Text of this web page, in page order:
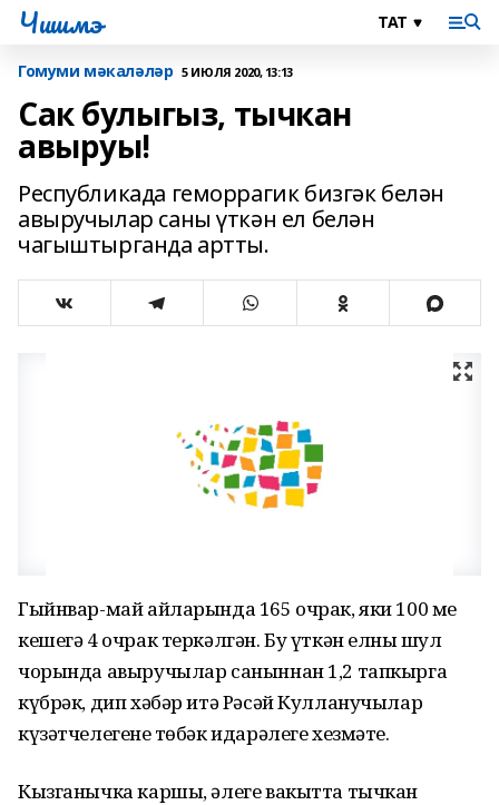
Чишмэ
Гомуми мәкаләләр 5 ИЮЛЯ 2020, 13:13
Сак булыгыз, тычкан
авыруы!
Республикада геморрагик бизгәк белән
авыручылар саны үткән ел белән
чагыштырганда артты.
Гыйнвар-май айларында 165 очрак, яки 100 мең
кешегә 4 очрак теркәлгән. Бу үткән елның шул
чорында авыручылар саныннан 1,2 тапкырга
күбрәк, дип хәбәр итә Рәсәй Кулланучылар
күзәтчелегенең төбәк идарәлеге хезмәте.
Кызганычка каршы, әлеге вакытта тычкан